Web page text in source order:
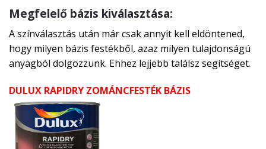
Megfelelő bázis kiválasztása:
A színválasztás után már csak annyit kell eldöntened,
hogy milyen bázis festékből, azaz milyen tulajdonságú
anyagból dolgozzunk. Ehhez lejjebb találsz segítséget.
DULUX RAPIDRY ZOMÁNCFESTÉK BÁZIS